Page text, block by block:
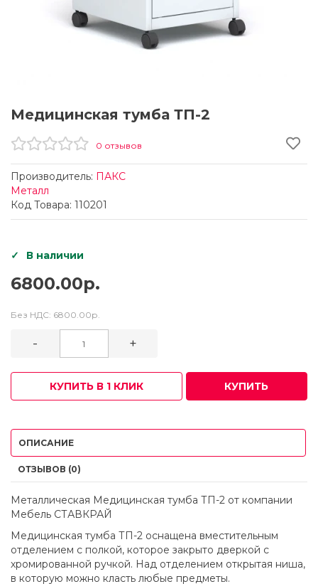
Медицинская тумба ТП-2
0 отзывов
Производитель: ПАКС
Металл
Код Товара: 110201
В наличии
6800.00р.
Без НДС: 6800.00р.
- +
КУПИТЬ В 1 КЛИК КУПИТЬ
ОПИСАНИЕ
ОТЗЫВОВ (0)
Металлическая Медицинская тумба ТП-2 от компании
Мебель СТАВКРАЙ
Медицинская тумба ТП-2 оснащена вместительным
отделением с полкой, которое закрыто дверкой с
хромированной ручкой. Над отделением открытая ниша,
в которую можно класть любые предметы.